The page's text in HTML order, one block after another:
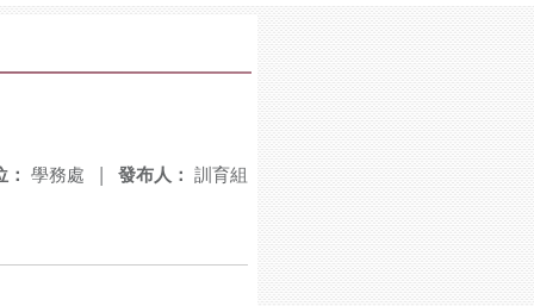
發布人： 訓育組
學務處 |